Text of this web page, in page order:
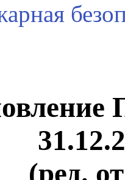
(ред.